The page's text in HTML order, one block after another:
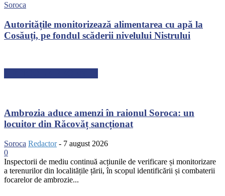
Soroca
Autoritățile monitorizează alimentarea cu apă la
Cosăuți, pe fondul scăderii nivelului Nistrului
Ambrozia aduce amenzi în raionul Soroca: un
locuitor din Răcovăț sancționat
Soroca Redactor - 7 august 2026
0
Inspectorii de mediu continuă acțiunile de verificare și monitorizare
a terenurilor din localitățile țării, în scopul identificării și combaterii
focarelor de ambrozie...